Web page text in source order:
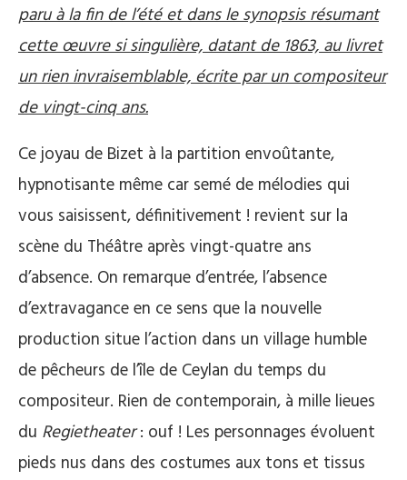
paru à la fin de l’été et dans le synopsis résumant
cette œuvre si singulière, datant de 1863, au livret
un rien invraisemblable, écrite par un compositeur
de vingt-cinq ans.
Ce joyau de Bizet à la partition envoûtante,
hypnotisante même car semé de mélodies qui
vous saisissent, définitivement ! revient sur la
scène du Théâtre après vingt-quatre ans
d’absence. On remarque d’entrée, l’absence
d’extravagance en ce sens que la nouvelle
production situe l’action dans un village humble
de pêcheurs de l’île de Ceylan du temps du
compositeur. Rien de contemporain, à mille lieues
du Regietheater: ouf ! Les personnages évoluent
pieds nus dans des costumes aux tons et tissus